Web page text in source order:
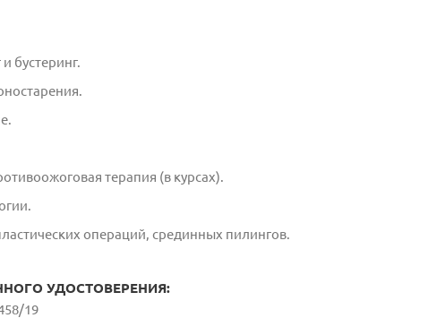
бустеринг.
терапия (в курсах).
операций, срединных пилингов.
УДОСТОВЕРЕНИЯ:
19